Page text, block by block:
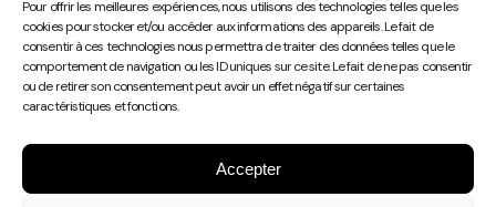
Pour offrir les meilleures expériences, nous utilisons des technologies telles que les
cookies pour stocker et/ou accéder aux informations des appareils. Le fait de
consentir à ces technologies nous permettra de traiter des données telles que le
comportement de navigation ou les ID uniques sur ce site. Le fait de ne pas consentir
ou de retirer son consentement peut avoir un effet négatif sur certaines
caractéristiques et fonctions.
Accepter
Play
Video